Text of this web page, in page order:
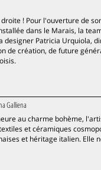
! Pour l'ouverture de
dans le Marais, la
designer Patricia Urquiola,
de création, de future
Galliena
au charme bohème,
et céramiques
et héritage italien. Elle